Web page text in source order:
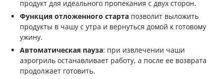
продукт для идеального пропекания с двух сторон.
Функция отложенного старта позволит выложить
продукты в чашу с утра и вернуться домой к готовому
ужину.
Автоматическая пауза: при извлечении чаши
аэрогриль останавливает работу, а после ее возврата
продолжает готовить.